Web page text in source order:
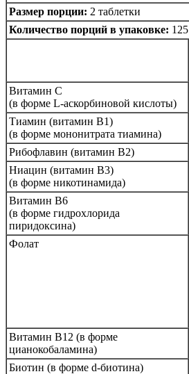
Размер порции: 2 таблетки
Количество порций в упаковке: 125
Витамин С
(в форме L-аскорбиновой кислоты)
Тиамин (витамин B1)
(в форме мононитрата тиамина)
Рибофлавин (витамин B2)
Ниацин (витамин B3)
(в форме никотинамида)
Витамин B6
(в форме гидрохлорида
пиридоксина)
Фолат
Витамин B12 (в форме
цианокобаламина)
Биотин (в форме d-биотина)